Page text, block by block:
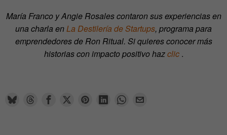
María Franco y Angie Rosales contaron sus experiencias en
una charla enLa Destilería de Startups, programa para
emprendedores de Ron Ritual. Si quieres conocer más
historias con impacto positivo hazclic .